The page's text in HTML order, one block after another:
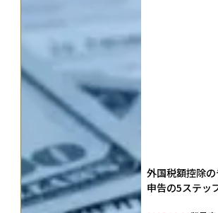
外国税額控除
申告の5ステッ